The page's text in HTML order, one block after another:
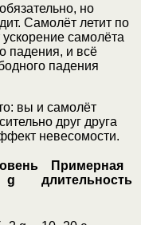
но
Самолёт летит по
самолёта
падения, и всё
падения
вы и самолёт
друг друга
невесомости.
g
Примерная
длительность